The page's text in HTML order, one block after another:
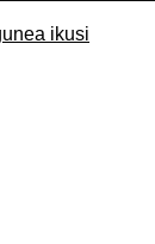
ikusi